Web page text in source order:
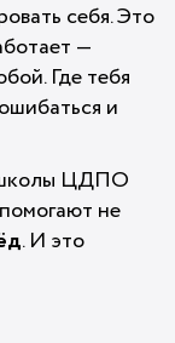
себя. Это
—
Где тебя
и
ЦДПО
не
. И это